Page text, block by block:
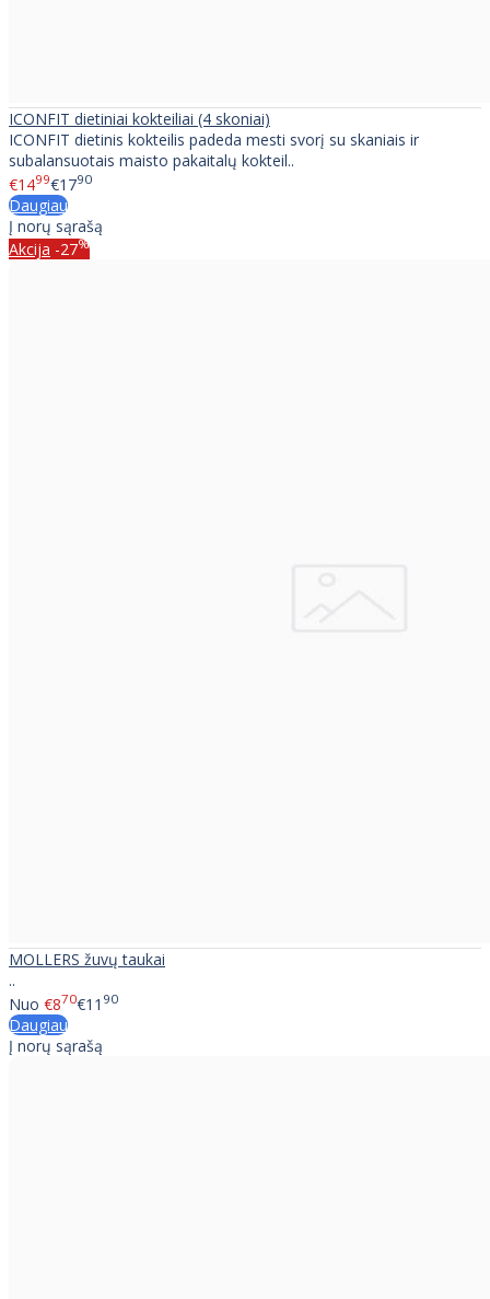
ICONFIT dietiniai kokteiliai (4 skoniai)
ICONFIT dietinis kokteilis padeda mesti svorį su skaniais ir
subalansuotais maisto pakaitalų kokteil..
€1499€1790
Daugiau
Į norų sąrašą
Akcija -27%
MOLLERS žuvų taukai
..
Nuo €870€11 90
Daugiau
Į norų sąrašą